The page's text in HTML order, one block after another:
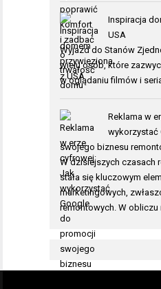
Inspiracja
USA
Wyjazd do Stanów
wielu osób, które
w oglądaniu filmów i
Reklama w
wykorzystać
swojego biznesu
W dzisiejszych czasach
stała się kluczowym
marketingowych,
remontowych. W obliczu